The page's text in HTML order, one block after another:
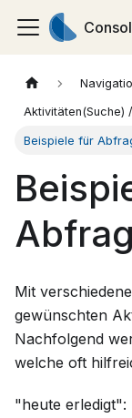
Aktivitäten(Suche)
Beispiele für
Mit
gewünschten
Nachfolgend
welche oft
"heute erledigt":